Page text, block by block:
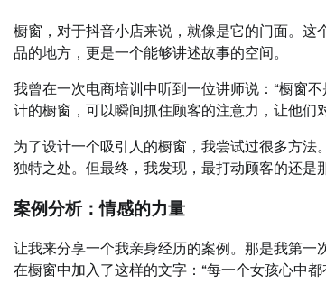
橱窗，对于抖音小店来说，就像是它的门面。
品的地方，更是一个能够讲述故事的空间。
我曾在一次电商培训中听到一位讲师说：“橱窗
计的橱窗，可以瞬间抓住顾客的注意力，让他们
为了设计一个吸引人的橱窗，我尝试过很多方
独特之处。但最终，我发现，最打动顾客的还是
案例分析：情感的力量
让我来分享一个我亲身经历的案例。那是我第
在橱窗中加入了这样的文字：“每一个女孩心中